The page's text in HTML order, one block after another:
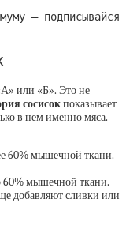
— подписывайся
или «Б». Это не
сосисокпоказывает
в нем именно мяса.
60% мышечной ткани.
60% мышечной ткани.
добавляют сливки или